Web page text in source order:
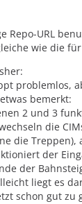
Repo-URL
wie die
problemlos,
bemerkt:
2 und 3
die
die Treppen),
der
der
liegt es
schon gut zu